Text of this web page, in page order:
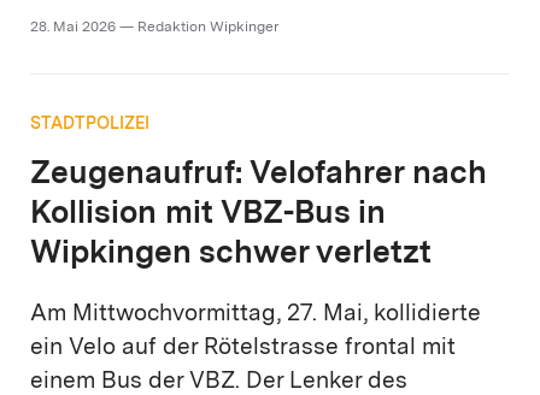
28. Mai 2026 — Redaktion Wipkinger
STADTPOLIZEI
Zeugenaufruf: Velofahrer nach
Kollision mit VBZ-Bus in
Wipkingen schwer verletzt
Am Mittwochvormittag, 27. Mai, kollidierte
ein Velo auf der Rötelstrasse frontal mit
einem Bus der VBZ. Der Lenker des